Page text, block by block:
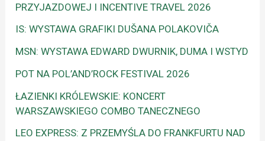
PRZYJAZDOWEJ I INCENTIVE TRAVEL 2026
IS: WYSTAWA GRAFIKI DUŠANA POLAKOVIČA
MSN: WYSTAWA EDWARD DWURNIK, DUMA I WSTYD
POT NA POL’AND’ROCK FESTIVAL 2026
ŁAZIENKI KRÓLEWSKIE: KONCERT
WARSZAWSKIEGO COMBO TANECZNEGO
LEO EXPRESS: Z PRZEMYŚLA DO FRANKFURTU NAD